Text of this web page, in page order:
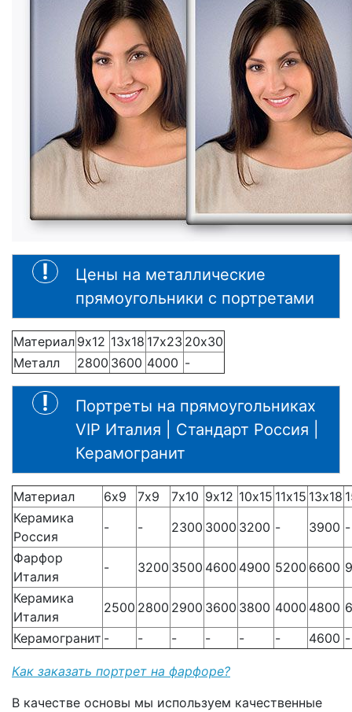
Цены на металлические
прямоугольники с портретами
Материал 9х12 13х18 17х23 20х30
Металл
2800 3600 4000 -
Портреты на прямоугольниках
VIP Италия | Стандарт Россия |
Керамогранит
Материал 6х9 7х9 7х10 9х12 10х15 11х15 13х18
Керамика
Россия
- - 2300 3000 3200 - 3900 -
Фарфор
Италия
- 3200 3500 4600 4900 5200 6600
Керамика
Италия
2500 2800 2900 3600 3800 4000 4800
Керамогранит - - - - - - 4600 -
Как заказать портрет на фарфоре?
В качестве основы мы используем качественные